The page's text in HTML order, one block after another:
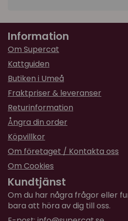
Information
Om Supercat
Kattguiden
Butiken i Umeå
Fraktpriser & leveranser
Returinformation
Ångra din order
Köpvillkor
Om företaget / Kontakta oss
Om Cookies
Kundtjänst
Om du har några frågor eller
bara att höra av dig till oss.